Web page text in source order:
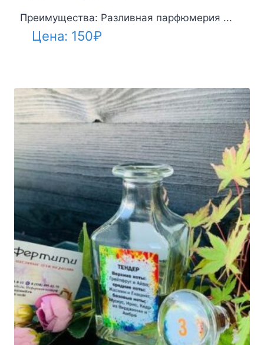
Преимущества: Разливная парфюмерия ...
Цена: 150₽